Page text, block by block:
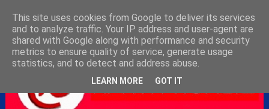
This site uses cookies from Google to deliver its services
and to analyze traffic. Your IP address and user-agent are
shared with Google along with performance and security
metrics to ensure quality of service, generate usage
statistics, and to detect and address abuse.
LEARN MORE GOT IT